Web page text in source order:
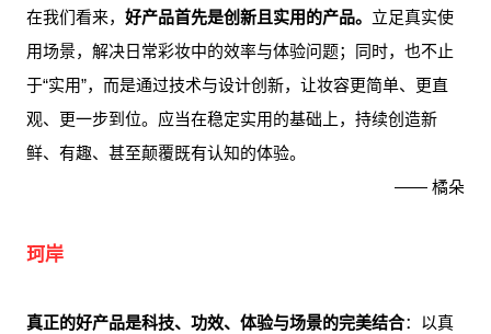
在我们看来， 好产品首先是创新且实用的产品。 立足真实使
用场景，解决日常彩妆中的效率与体验问题；同时，也不止
于“实用”，而是通过技术与设计创新，让妆容更简单、更直
观、更一步到位。应当在稳定实用的基础上，持续创造新
鲜、有趣、甚至颠覆既有认知的体验。
—— 橘朵
珂岸
真正的好产品是科技、功效、体验与场景的完美结合：以真